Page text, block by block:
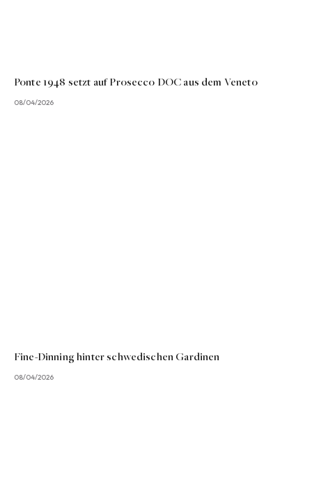
Ponte 1948 setzt auf Prosecco DOC aus dem Veneto
08/04/2026
Fine-Dinning hinter schwedischen Gardinen
08/04/2026